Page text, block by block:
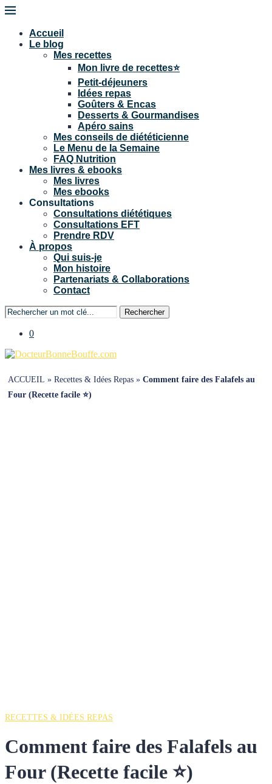
Accueil
Le blog
Mes recettes
Mon livre de recettes⭐
Petit-déjeuners
Idées repas
Goûters & Encas
Desserts & Gourmandises
Apéro sains
Mes conseils de diététicienne
Le Menu de la Semaine
FAQ Nutrition
Mes livres & ebooks
Mes livres
Mes ebooks
Consultations
Consultations diététiques
Consultations EFT
Prendre RDV
À propos
Qui suis-je
Mon histoire
Partenariats & Collaborations
Contact
Rechercher
0
ACCUEIL » Recettes & Idées Repas » Comment faire des Falafels au
Four (Recette facile ⭐)
RECETTES & IDÉES REPAS
Comment faire des Falafels au
Four (Recette facile ⭐)